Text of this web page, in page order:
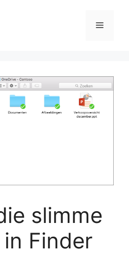
Menu
slimme
Finder